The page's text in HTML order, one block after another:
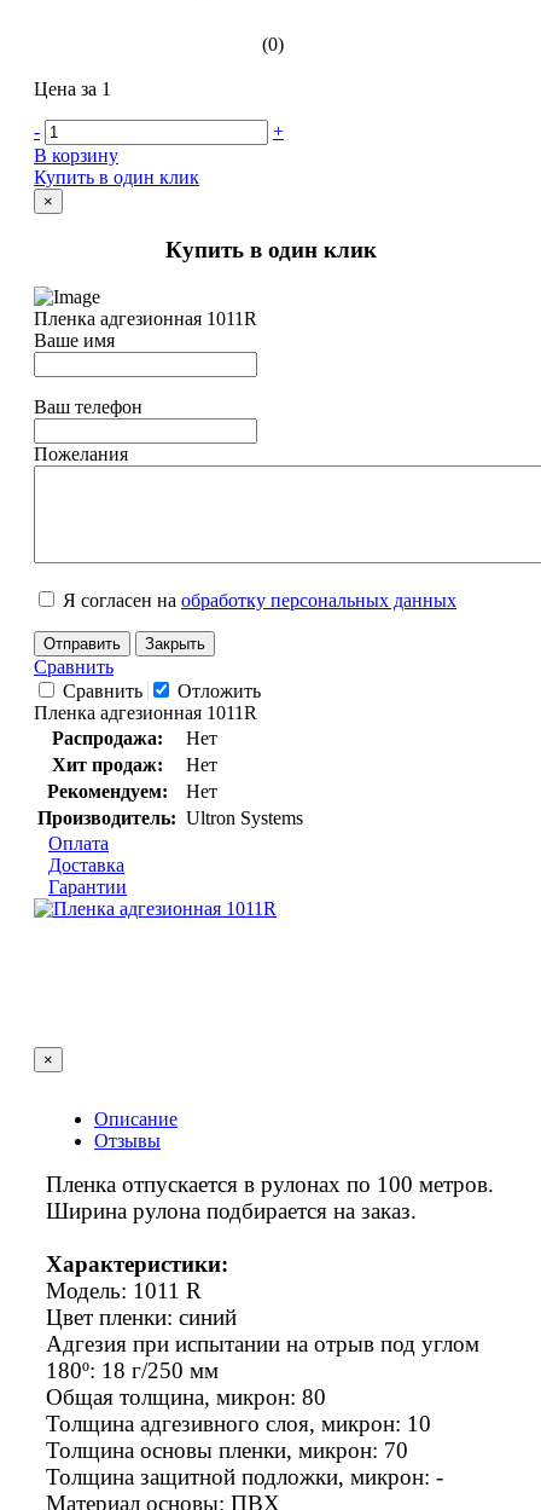
(0)
Цена за 1
-
+
В корзину
Купить в один клик
×
Купить в один клик
Пленка адгезионная 1011R
Ваше имя
Ваш телефон
Пожелания
Я согласен на обработку персональных данных
Отправить Закрыть
Сравнить
Сравнить
Отложить
Пленка адгезионная 1011R
Распродажа:
Нет
Хит продаж:
Нет
Рекомендуем:
Нет
Производитель: Ultron Systems
Оплата
Доставка
Гарантии
×
Описание
Отзывы
Пленка отпускается в рулонах по 100 метров.
Ширина рулона подбирается на заказ.
Характеристики:
Модель: 1011 R
Цвет пленки: синий
Адгезия при испытании на отрыв под углом
180º: 18 г/250 мм
Общая толщина, микрон: 80
Толщина адгезивного слоя, микрон: 10
Толщина основы пленки, микрон: 70
Толщина защитной подложки, микрон: -
Материал основы: ПВХ